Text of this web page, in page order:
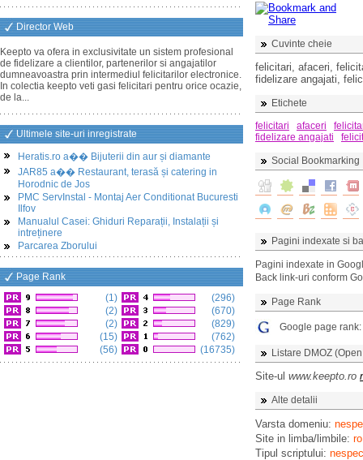
Director Web
Keepto va ofera in exclusivitate un sistem profesional
de fidelizare a clientilor, partenerilor si angajatilor
dumneavoastra prin intermediul felicitarilor electronice.
In colectia keepto veti gasi felicitari pentru orice ocazie,
de la...
Ultimele site-uri inregistrate
Heratis.ro a�� Bijuterii din aur și diamante
JAR85 a�� Restaurant, terasă și catering in
Horodnic de Jos
PMC ServInstal - Montaj Aer Conditionat Bucuresti
Ilfov
Manualul Casei: Ghiduri Reparații, Instalații și
intreținere
Parcarea Zborului
Page Rank
(1)
(2)
(2)
(15)
(56)
(296)
(670)
(829)
(762)
(16735)
Cuvinte cheie
felicitari, afaceri,
fidelizare angajati,
Etichete
felicitari
afaceri
fidelizare angajati
Social Bookmarking
Pagini indexate si
Pagini indexate in
Back link-uri conform
Page Rank
Google page rank:
Listare DMOZ
Site-ul www.keepto.ro
Alte detalii
Varsta domeniu:
Site in limba/limbile: ro
Tipul scriptului: